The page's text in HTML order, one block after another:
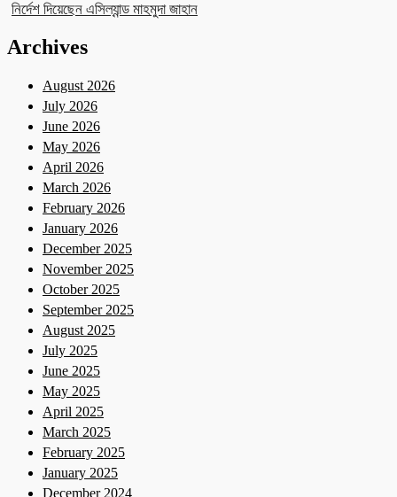
নির্দেশ দিয়েছেন এসিল্যান্ড মাহমুদা জাহান
Archives
August 2026
July 2026
June 2026
May 2026
April 2026
March 2026
February 2026
January 2026
December 2025
November 2025
October 2025
September 2025
August 2025
July 2025
June 2025
May 2025
April 2025
March 2025
February 2025
January 2025
December 2024